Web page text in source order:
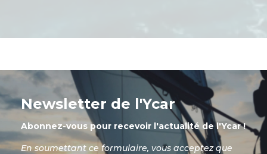
Newsletter de l'Ycar
Abonnez-vous pour recevoir l'actualité de l'Ycar !
En soumettant ce formulaire, vous acceptez que